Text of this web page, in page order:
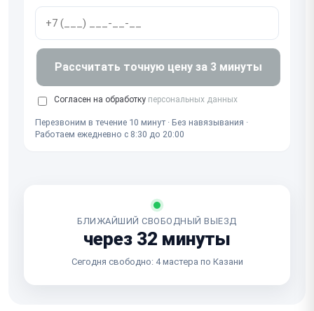
Рассчитать точную цену за 3 минуты
Согласен на обработку персональных данных
Перезвоним в течение 10 минут · Без навязывания ·
Работаем ежедневно с 8:30 до 20:00
БЛИЖАЙШИЙ СВОБОДНЫЙ ВЫЕЗД
через 32 минуты
Сегодня свободно: 4 мастера по Казани